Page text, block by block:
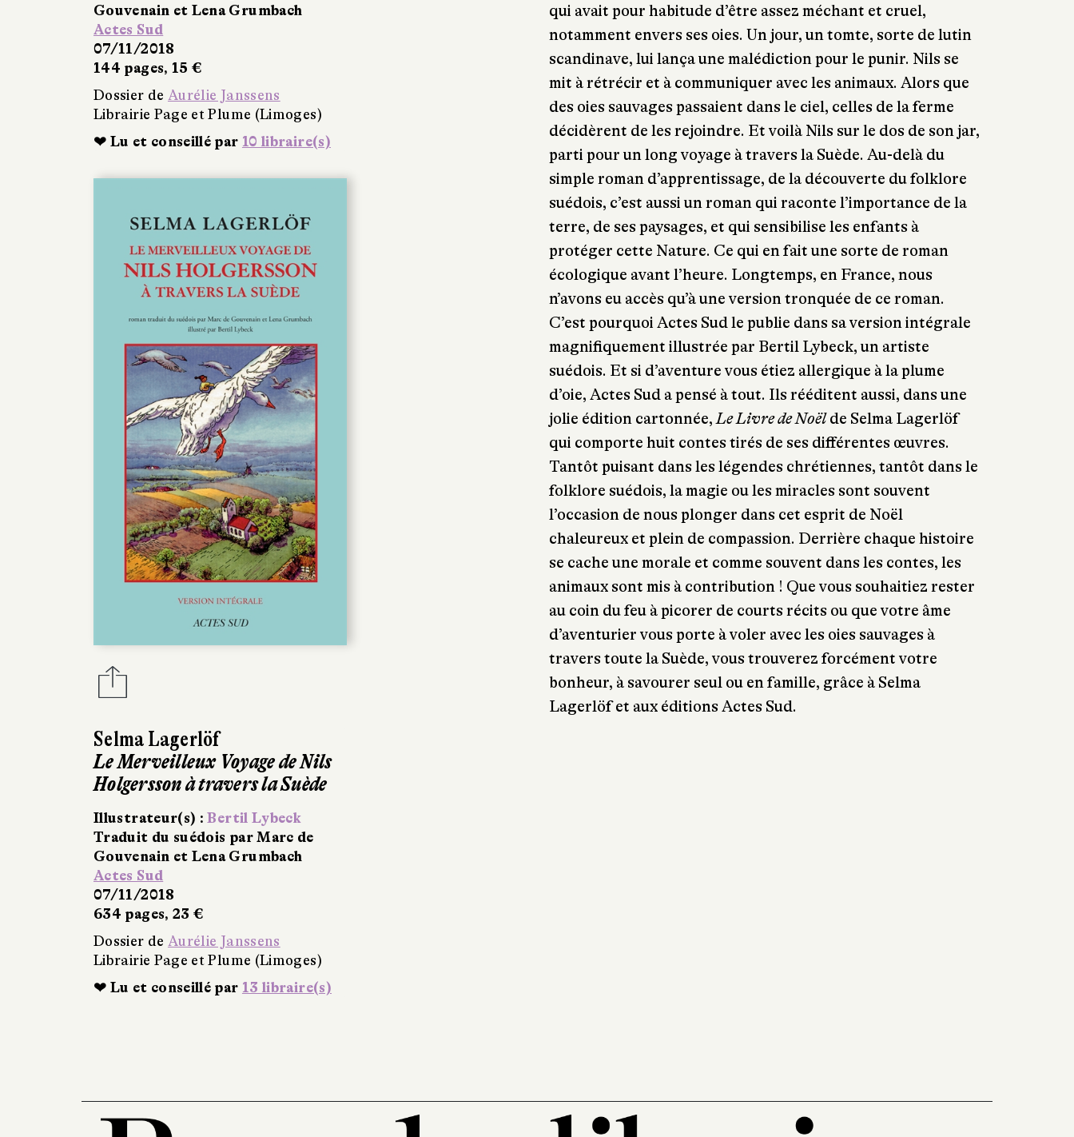
Gouvenain et Lena Grumbach
Actes Sud
07/11/2018
144 pages, 15 €
Dossier de Aurélie Janssens
Librairie Page et Plume (Limoges)
❤ Lu et conseillé par 10 libraire(s)
Selma Lagerlöf
Le Merveilleux Voyage de Nils
Holgersson à travers la Suède
Illustrateur(s) :Bertil Lybeck
Traduit du suédois par Marc de
Gouvenain et Lena Grumbach
Actes Sud
07/11/2018
634 pages, 23 €
Dossier de Aurélie Janssens
Librairie Page et Plume (Limoges)
❤ Lu et conseillé par 13 libraire(s)
qui avait pour habitude d’être assez méchant et cruel,
notamment envers ses oies. Un jour, un tomte, sorte de lutin
scandinave, lui lança une malédiction pour le punir. Nils se
mit à rétrécir et à communiquer avec les animaux. Alors que
des oies sauvages passaient dans le ciel, celles de la ferme
décidèrent de les rejoindre. Et voilà Nils sur le dos de son jar,
parti pour un long voyage à travers la Suède. Au-delà du
simple roman d’apprentissage, de la découverte du folklore
suédois, c’est aussi un roman qui raconte l’importance de la
terre, de ses paysages, et qui sensibilise les enfants à
protéger cette Nature. Ce qui en fait une sorte de roman
écologique avant l’heure. Longtemps, en France, nous
n’avons eu accès qu’à une version tronquée de ce roman.
C’est pourquoi Actes Sud le publie dans sa version intégrale
magnifiquement illustrée par Bertil Lybeck, un artiste
suédois. Et si d’aventure vous étiez allergique à la plume
d’oie, Actes Sud a pensé à tout. Ils rééditent aussi, dans une
jolie édition cartonnée,Le Livre de Noëlde Selma Lagerlöf
qui comporte huit contes tirés de ses différentes œuvres.
Tantôt puisant dans les légendes chrétiennes, tantôt dans le
folklore suédois, la magie ou les miracles sont souvent
l’occasion de nous plonger dans cet esprit de Noël
chaleureux et plein de compassion. Derrière chaque histoire
se cache une morale et comme souvent dans les contes, les
animaux sont mis à contribution ! Que vous souhaitiez rester
au coin du feu à picorer de courts récits ou que votre âme
d’aventurier vous porte à voler avec les oies sauvages à
travers toute la Suède, vous trouverez forcément votre
bonheur, à savourer seul ou en famille, grâce à Selma
Lagerlöf et aux éditions Actes Sud.